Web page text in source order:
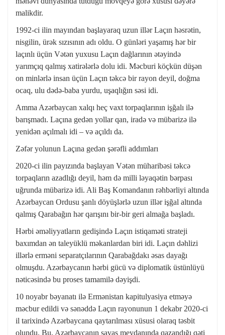
malikdir.
1992-ci ilin mayından başlayaraq uzun illər Laçın həsrətin,
nisgilin, ürək sızısının adı oldu. O günləri yaşamış hər bir
laçınlı üçün Vətən yuxusu Laçın dağlarının ətəyində
yarımçıq qalmış xatirələrlə dolu idi. Məcburi köçkün düşən
on minlərlə insan üçün Laçın təkcə bir rayon deyil, doğma
ocaq, ulu dədə-baba yurdu, uşaqlığın səsi idi.
Amma Azərbaycan xalqı heç vaxt torpaqlarının işğalı ilə
barışmadı. Laçına gedən yollar qan, iradə və mübarizə ilə
yenidən açılmalı idi – və açıldı da.
Zəfər yolunun Laçına gedən şərəfli addımları
2020-ci ilin payızında başlayan Vətən müharibəsi təkcə
torpaqların azadlığı deyil, həm də milli ləyaqətin bərpası
uğrunda mübarizə idi. Ali Baş Komandanın rəhbərliyi altında
Azərbaycan Ordusu şanlı döyüşlərlə uzun illər işğal altında
qalmış Qarabağın hər qarışını bir-bir geri almağa başladı.
Hərbi əməliyyatların gedişində Laçın istiqaməti strateji
baxımdan ən taleyüklü məkanlardan biri idi. Laçın dəhlizi
illərlə erməni separatçılarının Qarabağdakı əsas dayağı
olmuşdu. Azərbaycanın hərbi gücü və diplomatik üstünlüyü
nəticəsində bu proses tamamilə dəyişdi.
10 noyabr bəyanatı ilə Ermənistan kapitulyasiya etməyə
məcbur edildi və sənəddə Laçın rayonunun 1 dekabr 2020-ci
il tarixində Azərbaycana qaytarılması xüsusi olaraq təsbit
olundu. Bu, Azərbaycanın savaş meydanında qazandığı qəti